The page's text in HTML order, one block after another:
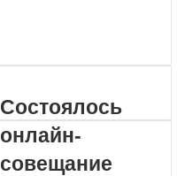
Состоялось
онлайн-
совещание